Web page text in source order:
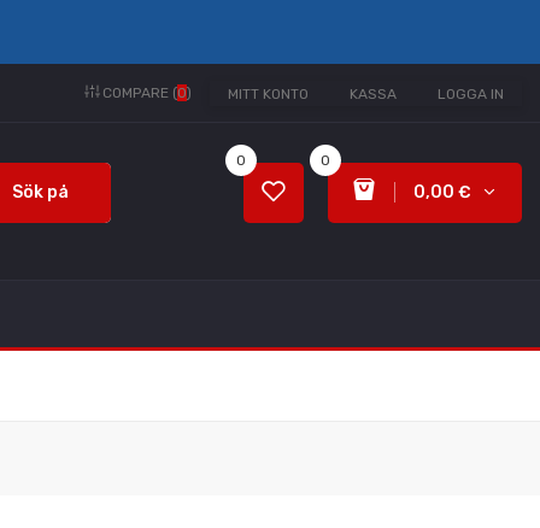
MITT KONTO KASSA LOGGA IN
COMPARE (0)
Sök på
0
0,00 €
0